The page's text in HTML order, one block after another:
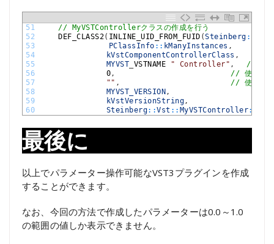
51
52
53
54
55
56
57
58
59
60
// MyVSTControllerクラスの作成を行う
DEF_CLASS2( INLINE_UID_FROM_FUID (Steinberg ::
PClassInfo :: kManyInstances ,
kVstComponentControllerClass ,
MYVST VSTNAME " Controller" ,
// 自作
0,
// 使わない
"" ,
// 使わな
MYVST_VERSION ,
kVstVersionString,
Steinberg::Vst :: MyVSTController::
最後に
以上でパラメーター操作可能なVST3プラグインを作成
することができます。
なお、今回の方法で作成したパラメーターは0.0～1.0
の範囲の値しか表示できません。